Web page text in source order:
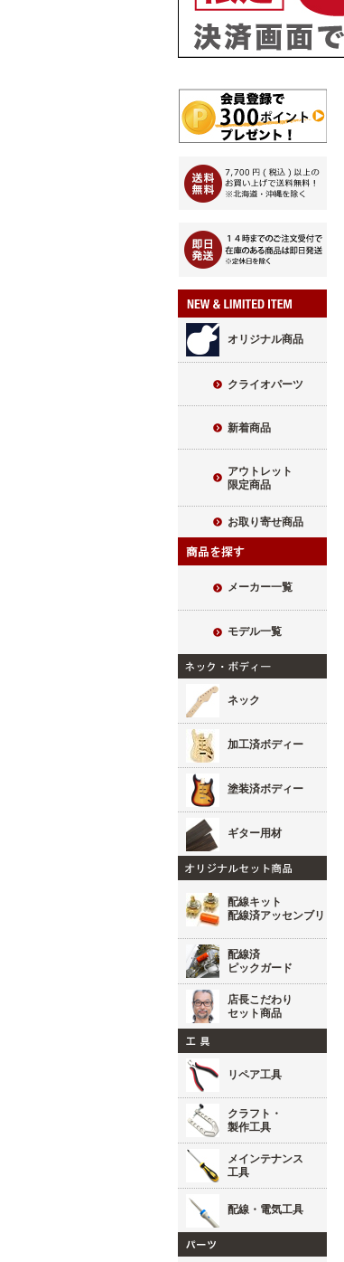
オリジナル商品
クライオパーツ
新着商品
アウトレット
限定商品
お取り寄せ商品
メーカー一覧
モデル一覧
ネック
加工済ボディー
塗装済ボディー
ギター用材
配線キット
配線済アッセンブリ
配線済
ピックガード
店長こだわり
セット商品
リペア工具
クラフト・
製作工具
メインテナンス
工具
配線・電気工具